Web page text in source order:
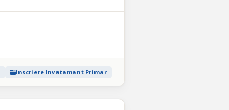
Inscriere Invatamant Primar